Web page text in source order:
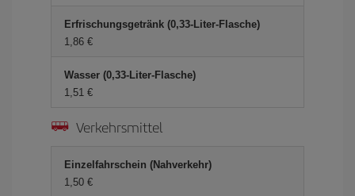
Erfrischungsgetränk (0,33-Liter-Flasche)
1,86 €
Wasser (0,33-Liter-Flasche)
1,51 €
Verkehrsmittel
Einzelfahrschein (Nahverkehr)
1,50 €